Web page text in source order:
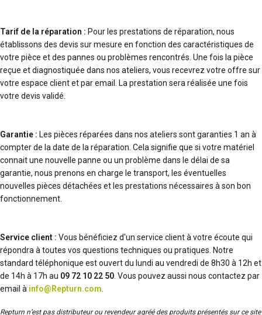
Tarif de la réparation : Pour les prestations de réparation, nous
établissons des devis sur mesure en fonction des caractéristiques de
votre pièce et des pannes ou problèmes rencontrés. Une fois la pièce
reçue et diagnostiquée dans nos ateliers, vous recevrez votre offre sur
votre espace client et par email. La prestation sera réalisée une fois
votre devis validé.
Garantie : Les pièces réparées dans nos ateliers sont garanties 1 an à
compter de la date de la réparation. Cela signifie que si votre matériel
connait une nouvelle panne ou un problème dans le délai de sa
garantie, nous prenons en charge le transport, les éventuelles
nouvelles pièces détachées et les prestations nécessaires à son bon
fonctionnement.
Service client : Vous bénéficiez d'un service client à votre écoute qui
répondra à toutes vos questions techniques ou pratiques. Notre
standard téléphonique est ouvert du lundi au vendredi de 8h30 à 12h et
de 14h à 17h au 09 72 10 22 50 . Vous pouvez aussi nous contactez par
email à info@Repturn.com
Repturn n’est pas distributeur ou revendeur agréé des produits présentés sur ce site